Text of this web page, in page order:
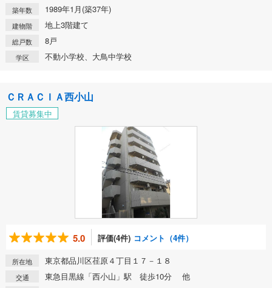
築年数 1989年1月(築37年)
建物階 地上3階建て
総戸数 8戸
学区 不動小学校、大鳥中学校
ＣＲＡＣＩＡ西小山
賃貸募集中
5.0 評価(4件) コメント（4件）
所在地 東京都品川区荏原４丁目１７－１８
交通 東急目黒線「西小山」駅 徒歩10分 他